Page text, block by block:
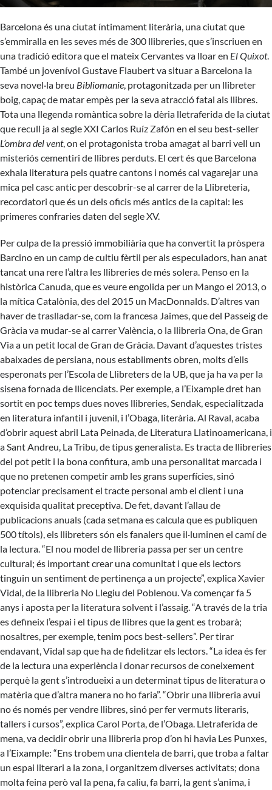
Barcelona és una ciutat íntimament literària, una ciutat que
s’emmiralla en les seves més de 300 llibreries, que s’inscriuen en
una tradició editora que el mateix Cervantes va lloar en El Quixot.
També un jovenívol Gustave Flaubert va situar a Barcelona la
seva novel·la breu Bibliomanie, protagonitzada per un llibreter
boig, capaç de matar empès per la seva atracció fatal als llibres.
Tota una llegenda romàntica sobre la dèria lletraferida de la ciutat
que recull ja al segle XXI Carlos Ruíz Zafón en el seu best-seller
L’ombra del vent, on el protagonista troba amagat al barri vell un
misteriós cementiri de llibres perduts. El cert és que Barcelona
exhala literatura pels quatre cantons i només cal vagarejar una
mica pel casc antic per descobrir-se al carrer de la Llibreteria,
recordatori que és un dels oficis més antics de la capital: les
primeres confraries daten del segle XV.
Per culpa de la pressió immobiliària que ha convertit la pròspera
Barcino en un camp de cultiu fèrtil per als especuladors, han anat
tancat una rere l’altra les llibreries de més solera. Penso en la
històrica Canuda, que es veure engolida per un Mango el 2013, o
la mítica Catalònia, des del 2015 un MacDonnalds. D’altres van
haver de traslladar-se, com la francesa Jaimes, que del Passeig de
Gràcia va mudar-se al carrer València, o la llibreria Ona, de Gran
Via a un petit local de Gran de Gràcia. Davant d’aquestes tristes
abaixades de persiana, nous establiments obren, molts d’ells
esperonats per l’Escola de Llibreters de la UB, que ja ha va per la
sisena fornada de llicenciats. Per exemple, a l’Eixample dret han
sortit en poc temps dues noves llibreries,Sendak, especialitzada
en literatura infantil i juvenil, i l’Obaga, literària. Al Raval, acaba
d’obrir aquest abril Lata Peinada, de Literatura Llatinoamericana, i
a Sant Andreu, La Tribu, de tipus generalista. Es tracta de llibreries
del pot petit i la bona confitura, amb una personalitat marcada i
que no pretenen competir amb les grans superfícies, sinó
potenciar precisament el tracte personal amb el client i una
exquisida qualitat preceptiva. De fet, davant l’allau de
publicacions anuals (cada setmana es calcula que es publiquen
500 títols), els llibreters són els fanalers que il·luminen el camí de
la lectura. “El nou model de llibreria passa per ser un centre
cultural; és important crear una comunitat i que els lectors
tinguin un sentiment de pertinença a un projecte”, explica Xavier
Vidal, de la llibreria No Llegiu del Poblenou. Va començar fa 5
anys i aposta per la literatura solvent i l’assaig. “A través de la tria
es defineix l’espai i el tipus de llibres que la gent es trobarà;
nosaltres, per exemple, tenim pocs best-sellers”. Per tirar
endavant, Vidal sap que ha de fidelitzar els lectors. “La idea és fer
de la lectura una experiència i donar recursos de coneixement
perquè la gent s’introdueixi a un determinat tipus de literatura o
matèria que d’altra manera no ho faria”. “Obrir una llibreria avui
no és només per vendre llibres, sinó per fer vermuts literaris,
tallers i cursos”, explica Carol Porta, de l’Obaga. Lletraferida de
mena, va decidir obrir una llibreria prop d’on hi havia Les Punxes,
a l’Eixample: “Ens trobem una clientela de barri, que troba a faltar
un espai literari a la zona, i organitzem diverses activitats; dona
molta feina però val la pena, fa caliu, fa barri, la gent s’anima, i